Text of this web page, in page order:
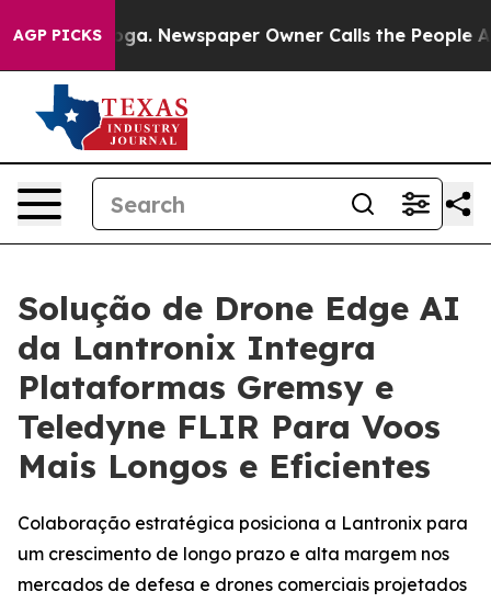
AGP PICKSNewspaper Owner Calls the People Abruptly
Solução de Drone Edge AI
da Lantronix Integra
Plataformas Gremsy e
Teledyne FLIR Para Voos
Mais Longos e Eficientes
Colaboração estratégica posiciona a Lantronix para
um crescimento de longo prazo e alta margem nos
mercados de defesa e drones comerciais projetados